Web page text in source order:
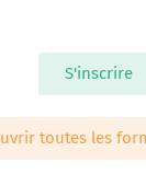
S'inscrire
toutes les